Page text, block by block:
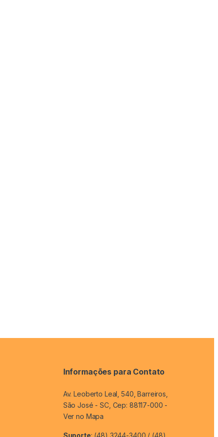
Informações para Contato
Av. Leoberto Leal, 540, Barreiros,
São José - SC, Cep: 88117-000 -
Ver no Mapa